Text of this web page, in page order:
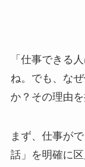
「仕事できる
ね。でも、な
か？その理由
まず、仕事が
話」を明確に